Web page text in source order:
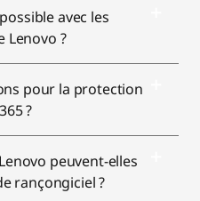
avec les
Lenovo ?
pour la protection
?
peuvent-elles
rançongiciel ?